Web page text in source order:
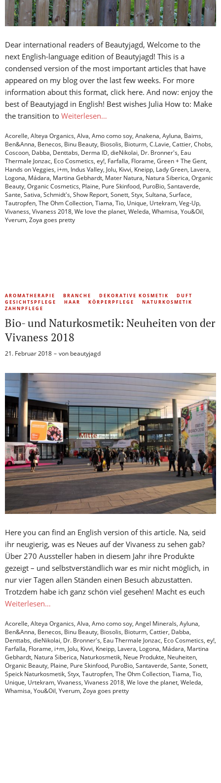
Dear international readers of Beautyjagd, Welcome to the
next English-language edition of Beautyjagd! This is a
condensed version of the most important articles that have
appeared on my blog over the last few weeks. For more
information about this format, click here. And now: enjoy the
best of Beautyjagd in English! Best wishes Julia How to: Make
the transition to Weiterlesen…
Acorelle, Alteya Organics, Alva, Amo como soy, Anakena, Ayluna, Baims,
Ben&Anna, Benecos, Binu Beauty, Biosolis, Bioturm, C.Lavie, Cattier, Chobs,
Coscoon, Dabba, Denttabs, Derma ID, dieNikolai, Dr. Bronner's, Eau
Thermale Jonzac, Eco Cosmetics, ey!, Farfalla, Florame, Green + The Gent,
Hands on Veggies, i+m, Indus Valley, Jolu, Kivvi, Kneipp, Lady Green, Lavera,
Logona, Mádara, Martina Gebhardt, Mater Natura, Natura Siberica, Organic
Beauty, Organic Cosmetics, Plaine, Pure Skinfood, PuroBio, Santaverde,
Sante, Sativa, Schmidt's, Show Report, Sonett, Styx, Sultana, Surface,
Tautropfen, The Ohm Collection, Tiama, Tio, Unique, Urtekram, Veg-Up,
Vivaness, Vivaness 2018, We love the planet, Weleda, Whamisa, You&Oil,
Yverum, Zoya goes pretty
AROMATHERAPIE BRANCHE DEKORATIVE KOSMETIK
DUFT
GESICHTSPFLEGE
HAAR KÖRPERPFLEGE
NATURKOSMETIK
ZAHNPFLEGE
Bio- und Naturkosmetik: Neuheiten von der
Vivaness 2018
21. Februar 2018 von beautyjagd
Here you can find an English version of this article. Na, seid
ihr neugierig, was es Neues auf der Vivaness zu sehen gab?
Über 270 Aussteller haben in diesem Jahr ihre Produkte
gezeigt – und selbstverständlich war es mir nicht möglich, in
nur vier Tagen allen Ständen einen Besuch abzustatten.
Trotzdem habe ich ganz schön viel gesehen! Macht es euch
Weiterlesen…
Acorelle, Alteya Organics, Alva, Amo como soy, Angel Minerals, Ayluna,
Ben&Anna, Benecos, Binu Beauty, Biosolis, Bioturm, Cattier, Dabba,
Denttabs, dieNikolai, Dr. Bronner's, Eau Thermale Jonzac, Eco Cosmetics, ey!,
Farfalla, Florame, i+m, Jolu, Kivvi, Kneipp, Lavera, Logona, Mádara, Martina
Gebhardt, Natura Siberica, Naturkosmetik, Neue Produkte, Neuheiten,
Organic Beauty, Plaine, Pure Skinfood, PuroBio, Santaverde, Sante, Sonett,
Speick Naturkosmetik, Styx, Tautropfen, The Ohm Collection, Tiama, Tio,
Unique, Urtekram, Vivaness, Vivaness 2018, We love the planet, Weleda,
Whamisa, You&Oil, Yverum, Zoya goes pretty